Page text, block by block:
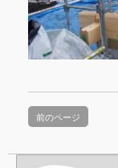
前のページ